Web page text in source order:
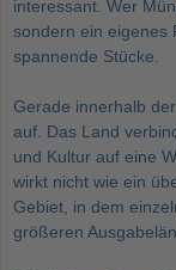
interessant. Wer
sondern ein eigenes
spannende Stücke.
Gerade innerhalb der
auf. Das Land
und Kultur auf eine
wirkt nicht wie ein
Gebiet, in dem
größeren